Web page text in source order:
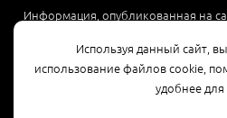
Используя данный сайт,
использование файлов cookie,
удобнее для
Информация, опубликованная на
офертой или рекламой, а носит
может быть изменена по